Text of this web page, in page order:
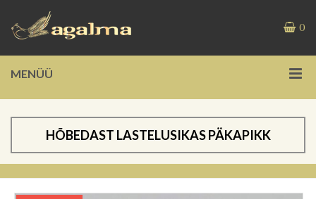
0
MENÜÜ
HÕBEDAST LASTELUSIKAS PÄKAPIKK